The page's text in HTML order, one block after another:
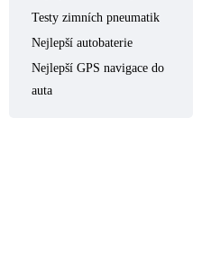
Testy zimních pneumatik
Nejlepší autobaterie
Nejlepší GPS navigace do
auta